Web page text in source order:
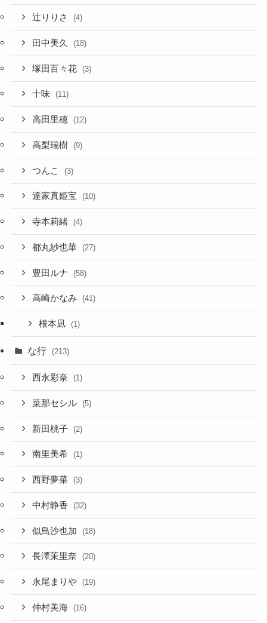
辻りりさ (4)
田中美久 (18)
塚田百々花 (3)
十味 (11)
高田里穂 (12)
高梨瑞樹 (9)
つんこ (3)
達家真姫宝 (10)
寺本莉緒 (4)
都丸紗也華 (27)
豊田ルナ (58)
高崎かなみ (41)
根本凪 (1)
な行 (213)
西永彩奈 (1)
菜那セシル (5)
新田桃子 (2)
南里美希 (1)
西野夢菜 (3)
中村静香 (32)
似鳥沙也加 (18)
長澤茉里奈 (20)
永尾まりや (19)
仲村美海 (16)